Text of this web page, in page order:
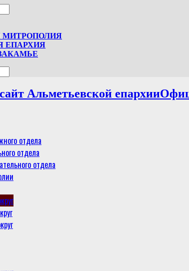
МИТРОПОЛИЯ
ЕПАРХИЯ
отдела
отдела
отдела